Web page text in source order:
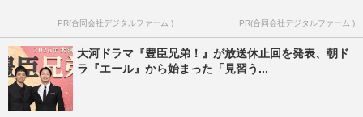
PR(合同会社デジタルファーム ) PR(合同会社デジタルファーム )
大河ドラマ『豊臣兄弟！』が放送休止回を発表、朝ド
ラ『エール』から始まった「見習う...